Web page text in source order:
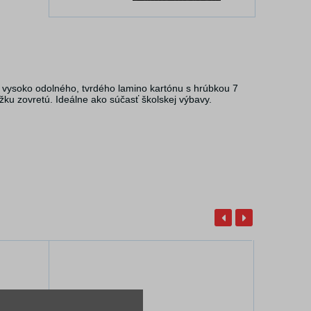
odolného, tvrdého lamino kartónu s hrúbkou 7
zovretú. Ideálne ako súčasť školskej výbavy.